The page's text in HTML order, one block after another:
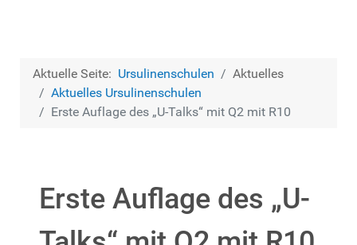
Aktuelle Seite: Ursulinenschulen
Aktuelles
Aktuelles Ursulinen­schulen
Erste Auflage des „U-Talks“ mit Q2 mit R10
Erste Auflage des „U-